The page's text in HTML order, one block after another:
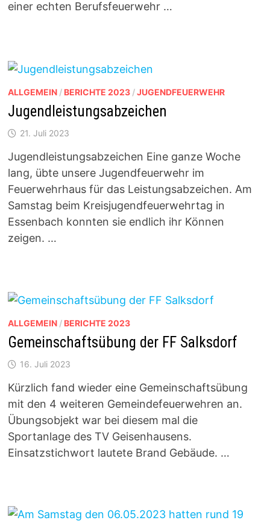
einer echten Berufsfeuerwehr …
ALLGEMEIN/ BERICHTE 2023/JUGENDFEUERWEHR
Jugendleistungsabzeichen
21. Juli 2023
Jugendleistungsabzeichen Eine ganze Woche
lang, übte unsere Jugendfeuerwehr im
Feuerwehrhaus für das Leistungsabzeichen. Am
Samstag beim Kreisjugendfeuerwehrtag in
Essenbach konnten sie endlich ihr Können
zeigen. …
ALLGEMEIN/ BERICHTE 2023
Gemeinschaftsübung der FF Salksdorf
16. Juli 2023
Kürzlich fand wieder eine Gemeinschaftsübung
mit den 4 weiteren Gemeindefeuerwehren an.
Übungsobjekt war bei diesem mal die
Sportanlage des TV Geisenhausens.
Einsatzstichwort lautete Brand Gebäude. …